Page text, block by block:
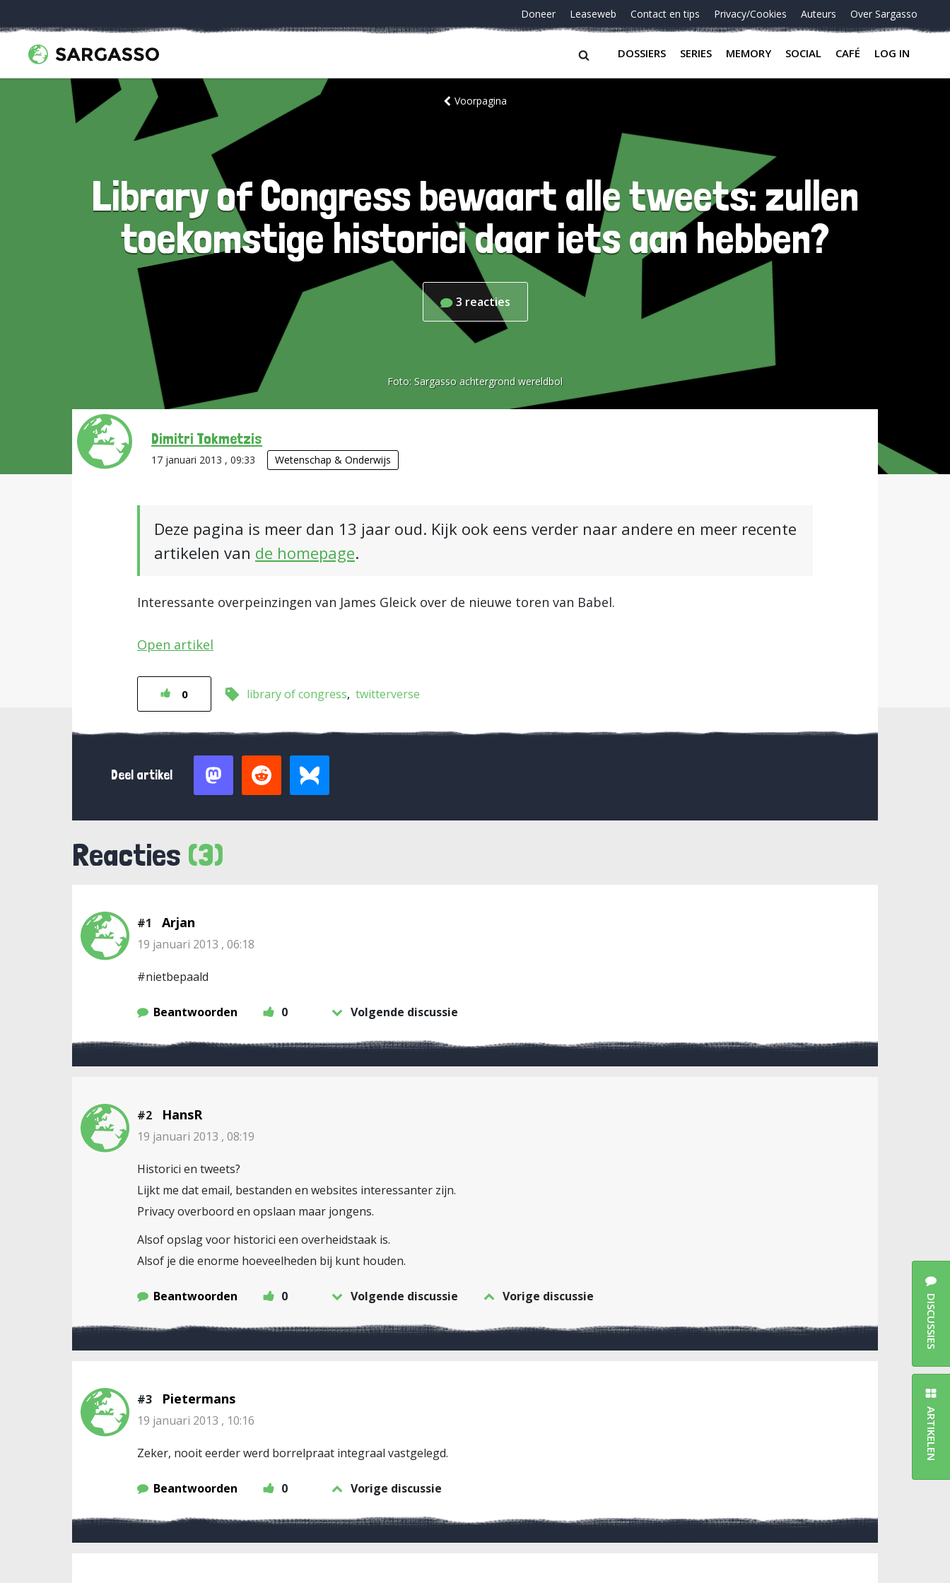
Doneer Leaseweb Contact en tips Privacy/Cookies Auteurs Over Sargasso
DOSSIERS SERIES MEMORY SOCIAL CAFÉ LOG IN
Voorpagina
Library of Congress bewaart alle tweets: zullen
toekomstige historici daar iets aan hebben?
3 reacties
Foto: Sargasso achtergrond wereldbol
Dimitri Tokmetzis
17 januari 2013 , 09:33 Wetenschap & Onderwijs
Deze pagina is meer dan 13 jaar oud. Kijk ook eens verder naar andere en meer recente
artikelen van de homepage.
Interessante overpeinzingen van James Gleick over de nieuwe toren van Babel.
Open artikel
0 library of congress twitterverse
Deel artikel
Reacties (3)
#1 Arjan
19 januari 2013 , 06:18
#nietbepaald
Beantwoorden 0 Volgende discussie
#2 HansR
19 januari 2013 , 08:19
Historici en tweets?
Lijkt me dat email, bestanden en websites interessanter zijn.
Privacy overboord en opslaan maar jongens.
Alsof opslag voor historici een overheidstaak is.
Alsof je die enorme hoeveelheden bij kunt houden.
Beantwoorden 0 Volgende discussie Vorige discussie
#3 Pietermans
19 januari 2013 , 10:16
Zeker, nooit eerder werd borrelpraat integraal vastgelegd.
Beantwoorden 0 Vorige discussie
DISCUSSIES
ARTIKELEN